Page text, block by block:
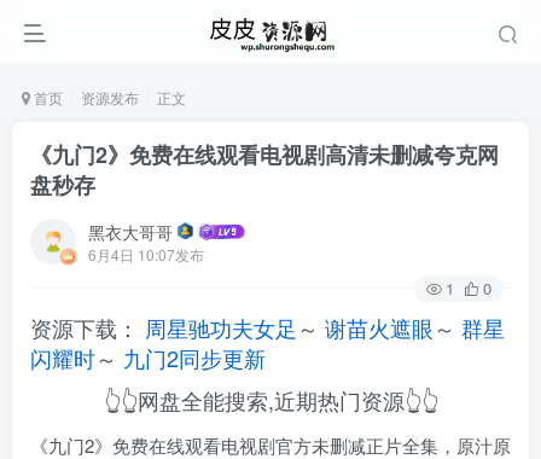
首页 资源发布 正文
《九门2》免费在线观看电视剧高清未删减夸克网
盘秒存
黑衣大哥哥
6月4日 10:07发布
1 0
资源下载： 周星驰功夫女足 ～ 谢苗火遮眼～ 群星
闪耀时～ 九门2同步更新
👆👆网盘全能搜索,近期热门资源👆👆
《九门2》免费在线观看电视剧官方未删减正片全集，原汁原